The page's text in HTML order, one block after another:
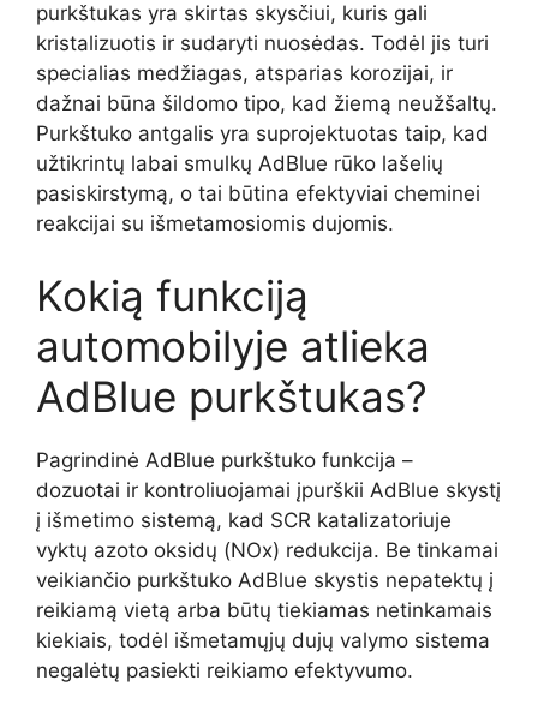
purkštukas yra skirtas skysčiui, kuris gali
kristalizuotis ir sudaryti nuosėdas. Todėl jis turi
specialias medžiagas, atsparias korozijai, ir
dažnai būna šildomo tipo, kad žiemą neužšaltų.
Purkštuko antgalis yra suprojektuotas taip, kad
užtikrintų labai smulkų AdBlue rūko lašelių
pasiskirstymą, o tai būtina efektyviai cheminei
reakcijai su išmetamosiomis dujomis.
Kokią funkciją
automobilyje atlieka
AdBlue purkštukas?
Pagrindinė AdBlue purkštuko funkcija –
dozuotai ir kontroliuojamai įpurškii AdBlue skystį
į išmetimo sistemą, kad SCR katalizatoriuje
vyktų azoto oksidų (NOx) redukcija. Be tinkamai
veikiančio purkštuko AdBlue skystis nepatektų į
reikiamą vietą arba būtų tiekiamas netinkamais
kiekiais, todėl išmetamųjų dujų valymo sistema
negalėtų pasiekti reikiamo efektyvumo.